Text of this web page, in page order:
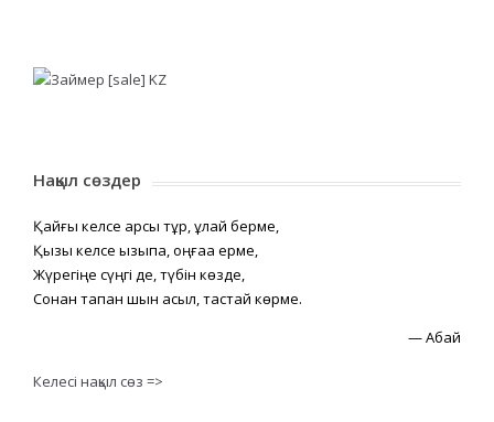
Нақыл сөздер
Қайғы келсе қарсы тұр, құлай берме,
Қызық келсе қызықпа, оңғаққа ерме,
Жүрегіңе сүңгі де, түбін көзде,
Сонан тапқан шын асыл, тастай көрме.
—Абай
Келесі нақыл сөз =>